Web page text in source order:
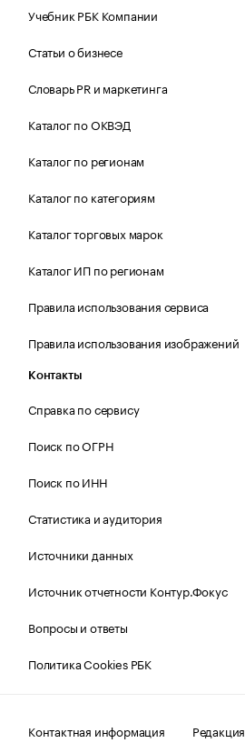
Учебник РБК Компании
Статьи о бизнесе
Словарь PR и маркетинга
Каталог по ОКВЭД
Каталог по регионам
Каталог по категориям
Каталог торговых марок
Каталог ИП по регионам
Правила использования сервиса
Правила использования изображений
Контакты
Справка по сервису
Поиск по ОГРН
Поиск по ИНН
Статистика и аудитория
Источники данных
Источник отчетности Контур.Фокус
Вопросы и ответы
Политика Cookies РБК
Контактная информация Редакция